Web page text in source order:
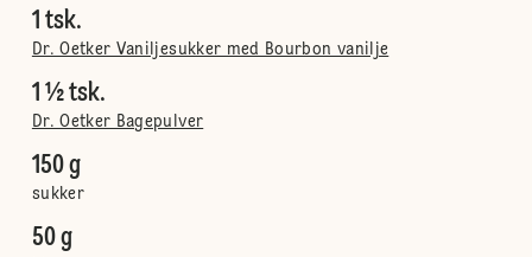
1 tsk.
Dr. Oetker Vaniljesukker med Bourbon vanilje
1 ½ tsk.
Dr. Oetker Bagepulver
150 g
sukker
50 g